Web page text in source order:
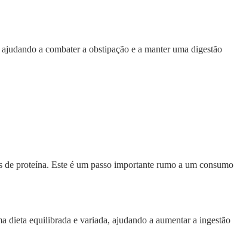
a combater a obstipação e a manter uma digestão
proteína. Este é um passo importante rumo a um consumo
equilibrada e variada, ajudando a aumentar a ingestão